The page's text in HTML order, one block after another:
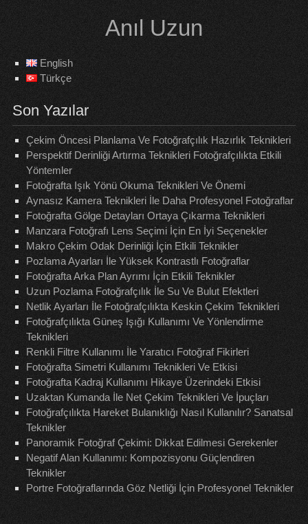
content
Anıl Uzun
English
Türkçe
Son Yazılar
Çekim Öncesi Planlama Ve Fotoğrafçılık Hazırlık Teknikleri
Perspektif Derinliği Artırma Teknikleri Fotoğrafçılıkta Etkili
Yöntemler
Fotoğrafta Işık Yönü Okuma Teknikleri Ve Önemi
Aynasız Kamera Teknikleri İle Daha Profesyonel Fotoğraflar
Fotoğrafta Gölge Detayları Ortaya Çıkarma Teknikleri
Manzara Fotoğrafı Lens Seçimi İçin En İyi Seçenekler
Makro Çekim Odak Derinliği İçin Etkili Teknikler
Pozlama Ayarları İle Yüksek Kontrastlı Fotoğraflar
Fotoğrafta Arka Plan Ayrımı İçin Etkili Teknikler
Uzun Pozlama Fotoğrafçılık İle Su Ve Bulut Efektleri
Netlik Ayarları İle Fotoğrafçılıkta Keskin Çekim Teknikleri
Fotoğrafçılıkta Güneş Işığı Kullanımı Ve Yönlendirme
Teknikleri
Renkli Filtre Kullanımı İle Yaratıcı Fotoğraf Fikirleri
Fotoğrafta Simetri Kullanımı Teknikleri Ve Etkisi
Fotoğrafta Kadraj Kullanımı Hikaye Üzerindeki Etkisi
Uzaktan Kumanda İle Net Çekim Teknikleri Ve İpuçları
Fotoğrafçılıkta Hareket Bulanıklığı Nasıl Kullanılır? Sanatsal
Teknikler
Panoramik Fotoğraf Çekimi: Dikkat Edilmesi Gerekenler
Negatif Alan Kullanımı: Kompozisyonu Güçlendiren
Teknikler
Portre Fotoğraflarında Göz Netliği İçin Profesyonel Teknikler